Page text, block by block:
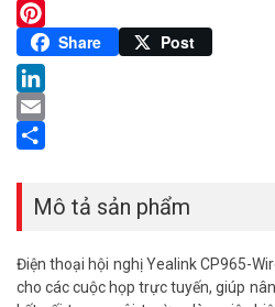
Twitter
Pinterest
Share Post
LinkedIn
Email
Mô tả sản phẩm
Điện thoại hội nghị Yealink CP965-
cho các cuộc họp trực tuyến, giúp